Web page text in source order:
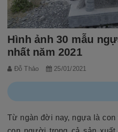
Hình ảnh 30 mẫu
nhất năm 2021
Đỗ Thảo 25/01/2021
Từ ngàn đời nay, ngựa là